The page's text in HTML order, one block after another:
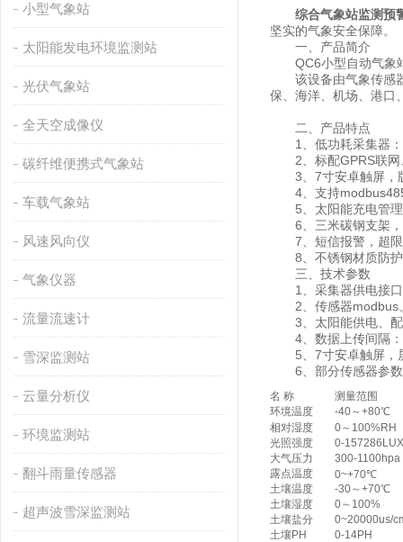
小型气象站
太阳能发电环境监测站
光伏气象站
全天空成像仪
碳纤维便携式气象站
车载气象站
风速风向仪
气象仪器
流量流速计
雪深监测站
云量分析仪
环境监测站
翻斗雨量传感器
超声波雪深监测站
综合气象站监测预
坚实的气象安全保障。
一、产品简介
QC6小型自动气象站
该设备由气象传感器
保、海洋、机场、港口
二、产品特点
1、低功耗采集器：
2、标配GPRS联网
3、7寸安卓触屏，
4、支持
5、太阳能充电管理
6、三米碳钢支架，
7、短信报警，超限
8、不锈钢材质防护
三、技术参数
1、采集器供电接口
2、传感器modbus、
3、太阳能供电、配
4、数据上传间隔：
5、7寸安卓触屏，
6、部分传感器参数
名 称
测量范围
环境温度
-40～+80℃
相对湿度
0～100%RH
光照强度
0-157286LUX
大气压力
300-1100hpa
露点温度
0~+70℃
土壤温度
-30～+70℃
土壤湿度
0～100%
土壤盐分
0~20000us/
土壤PH
0-14PH